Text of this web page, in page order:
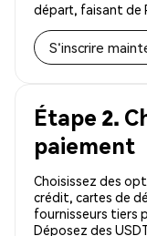
départ, faisant de
S'inscrire
Étape 2.
paiement
Choisissez des
crédit, cartes de
fournisseurs tiers
Déposez des